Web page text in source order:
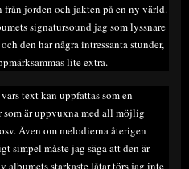
jorden och jakten på en ny värld.
signatursound jag som lyssnare
den har några intressanta stunder,
lite extra.
vars text kan uppfattas som en
är uppvuxna med all möjlig
Även om melodierna återigen
simpel måste jag säga att den är
albumets starkaste låtar törs jag inte